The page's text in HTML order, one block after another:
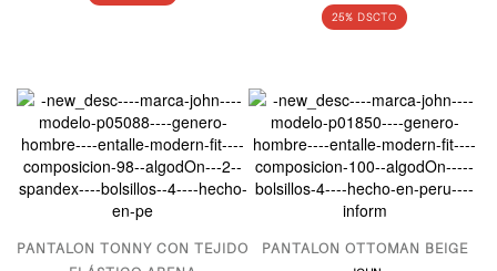
25% DSCTO
PANTALON TONNY CON TEJIDO
PANTALON OTTOMAN BEIGE